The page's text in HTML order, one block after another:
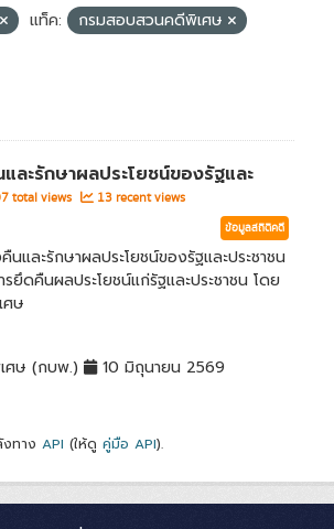
แท็ค:
กรมสอบสวนคดีพิเศษ
ละรักษาผลประโยชน์ของรัฐและ
total views 13 recent views
ข้อมูลสถิติคดี
และรักษาผลประโยชน์ของรัฐและประชาชน
ยึดคืนผลประโยชน์แก่รัฐและประชาชน โดย
ศษ
ศษ (กบพ.) 10 มิถุนายน 2569
ทาง API (ให้ดู คู่มือ API).